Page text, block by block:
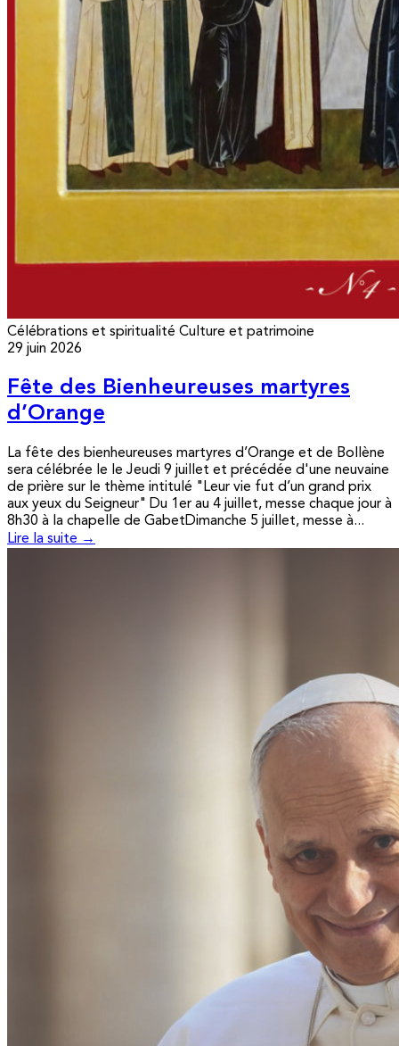
Célébrations et spiritualité Culture et patrimoine
29 juin 2026
Fête des Bienheureuses martyres
d’Orange
La fête des bienheureuses martyres d’Orange et de Bollène
sera célébrée le le Jeudi 9 juillet et précédée d'une neuvaine
de prière sur le thème intitulé "Leur vie fut d’un grand prix
aux yeux du Seigneur" Du 1er au 4 juillet, messe chaque jour à
8h30 à la chapelle de GabetDimanche 5 juillet, messe à...
Lire la suite →